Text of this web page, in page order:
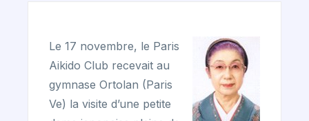
Le 17 novembre, le Paris
Aikido Club recevait au
gymnase Ortolan (Paris
Ve) la visite d’une petite